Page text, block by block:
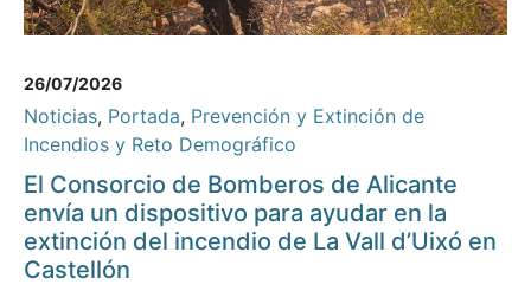
26/07/2026
Noticias, Portada, Prevención y Extinción de
Incendios y Reto Demográfico
El Consorcio de Bomberos de Alicante
envía un dispositivo para ayudar en la
extinción del incendio de La Vall d’Uixó en
Castellón